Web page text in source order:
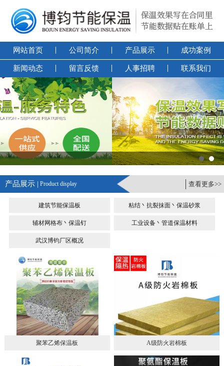
网站首页 公司简介 产品展示 成功案例
新闻动态 留言反馈 人事招聘 联系我们
产品展示 | Product display 查看更多>>
建筑节能保温板 粘结丶抗裂抹面丶保温砂浆
辅材网格布丶保温钉 工业设备丶管道保温材料
武汉博钧厂区概况
聚苯乙烯保温板 A级防火岩棉板